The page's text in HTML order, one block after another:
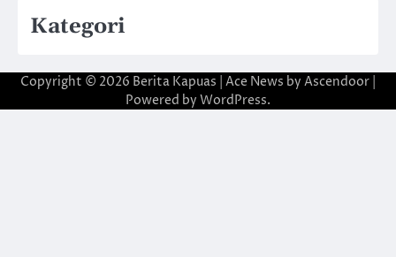
Kategori
Copyright © 2026 Berita Kapuas | Ace News by Ascendoor
Powered by WordPress.